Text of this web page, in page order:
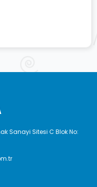
Sanayi Sitesi C Blok No: